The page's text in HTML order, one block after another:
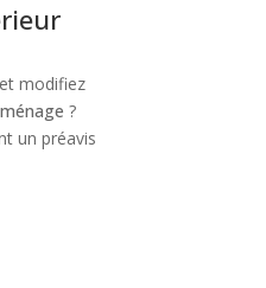
modifiez
ménage ?
un préavis